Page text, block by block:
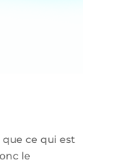
que ce qui est
le